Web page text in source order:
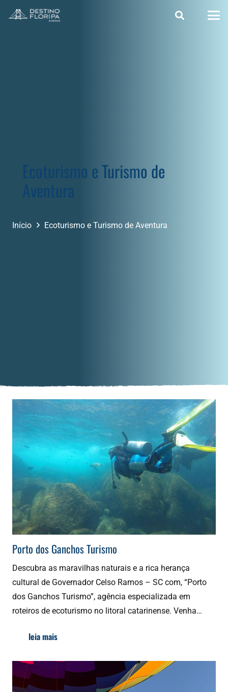
Ecoturismo e Turismo de
Aventura
Início Ecoturismo e Turismo de Aventura
Porto dos Ganchos Turismo
Descubra as maravilhas naturais e a rica herança
cultural de Governador Celso Ramos – SC com, “Porto
dos Ganchos Turismo”, agência especializada em
roteiros de ecoturismo no litoral catarinense. Venha…
leia mais